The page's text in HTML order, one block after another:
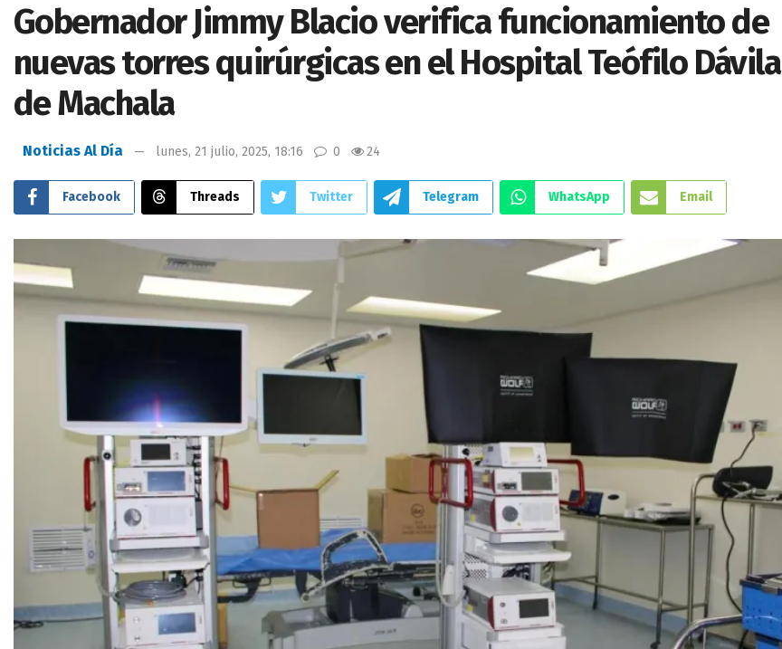
Gobernador Jimmy Blacio verifica funcionamiento de
nuevas torres quirúrgicas en el Hospital Teófilo Dávila
de Machala
Noticias Al Día lunes, 21 julio, 2025, 18:16 0 24
Facebook Threads Twitter Telegram WhatsApp Email